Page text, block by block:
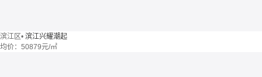
滨江区• 滨江兴耀潮起
均价： 50879元/㎡